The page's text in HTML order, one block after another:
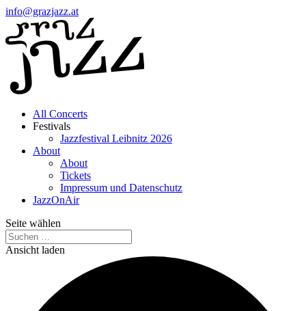
info@grazjazz.at
All Concerts
Festivals
Jazzfestival Leibnitz 2026
About
About
Tickets
Impressum und Datenschutz
JazzOnAir
Seite wählen
Ansicht laden